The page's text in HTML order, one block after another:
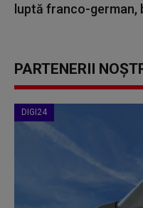
luptă franco-german,
PARTENERII
DIGI24